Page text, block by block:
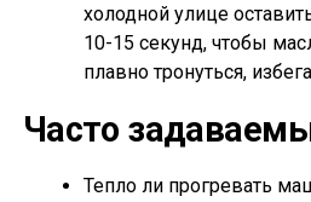
холодной улице
10-15 секунд, чтобы
плавно тронуться,
Часто
Тепло ли прогревать